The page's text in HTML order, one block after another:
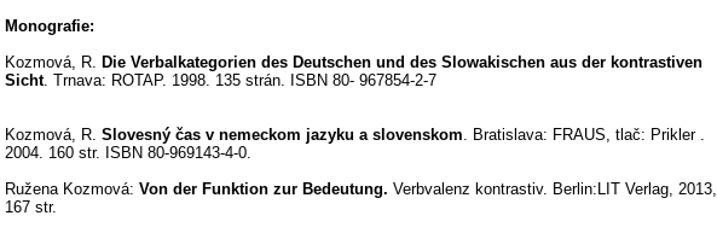
Monografie:
Kozmová, R. Die Verbalkategorien des Deutschen und des Slowakischen aus der kontrastiven
Sicht. Trnava: ROTAP. 1998. 135 strán. ISBN 80- 967854-2-7
Kozmová, R. Slovesný čas v nemeckom jazyku a slovenskom. Bratislava: FRAUS, tlač: Prikler .
2004. 160 str. ISBN 80-969143-4-0.
Ružena Kozmová: Von der Funktion zur Bedeutung. Verbvalenz kontrastiv. Berlin:LIT Verlag, 2013,
167 str.